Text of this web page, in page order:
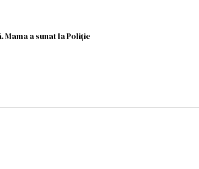
Mama a sunat la Poliție